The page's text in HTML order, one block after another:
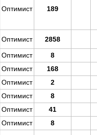
Оптимист 189
Оптимист 2858
Оптимист
8
Оптимист
168
Оптимист
2
Оптимист
8
Оптимист
41
Оптимист 8